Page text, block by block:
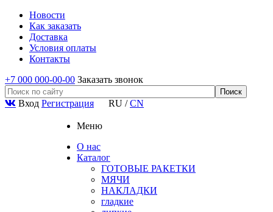
Новости
Как заказать
Доставка
Условия оплаты
Контакты
+7 000 000-00-00 Заказать звонок
Вход Регистрация RU /CN
Меню
О нас
Каталог
ГОТОВЫЕ РАКЕТКИ
МЯЧИ
НАКЛАДКИ
гладкие